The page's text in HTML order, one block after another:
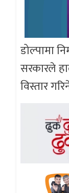
डोल्पामा
सरकारले
विस्तार